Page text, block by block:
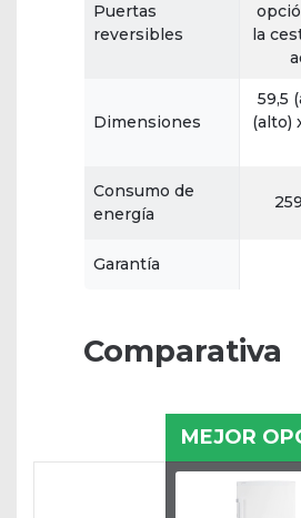
Puertas
reversibles
la
Dimensiones
59,5
(alto)
Consumo de
energía
Garantía
Comparativa
MEJOR